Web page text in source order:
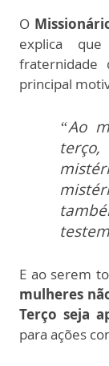
O
explica
fraternidade
principal
“Ao
E ao serem
mulheres
Terço seja
para ações